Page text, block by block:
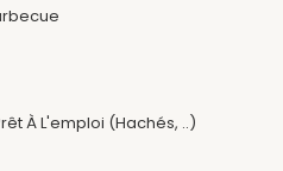
À L'emploi (hachés, ..)